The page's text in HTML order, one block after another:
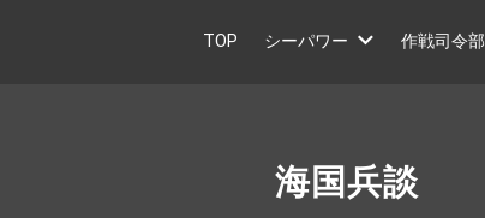
TOP シーパワー 作戦司令部
海国兵談